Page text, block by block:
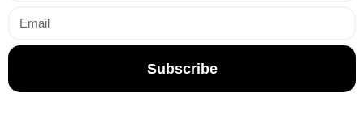
Subscribe